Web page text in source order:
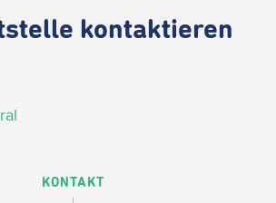
kontaktieren
KONTAKT